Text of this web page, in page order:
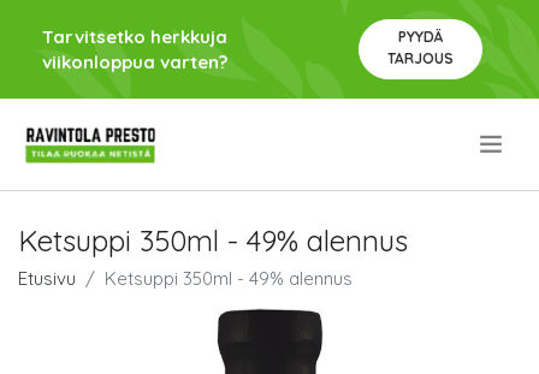
Tarvitsetko herkkuja
viikonloppua varten?
PYYDÄ
TARJOUS
Ketsuppi 350ml - 49% alennus
Etusivu Ketsuppi 350ml - 49% alennus